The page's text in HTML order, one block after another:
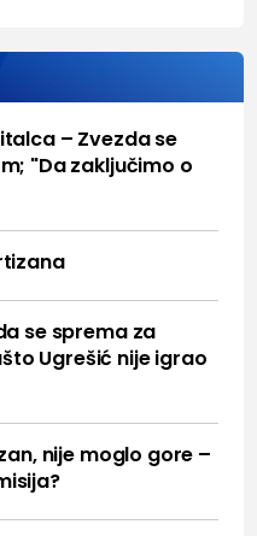
– Zvezda se
"Da zaključimo o
se sprema za
Ugrešić nije igrao
nije moglo gore –